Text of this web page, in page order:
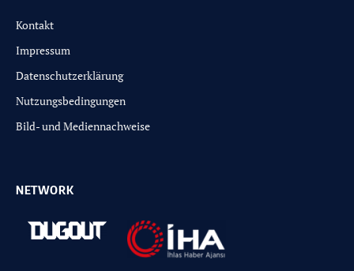
Kontakt
Impressum
Datenschutzerklärung
Nutzungsbedingungen
Bild- und Mediennachweise
NETWORK